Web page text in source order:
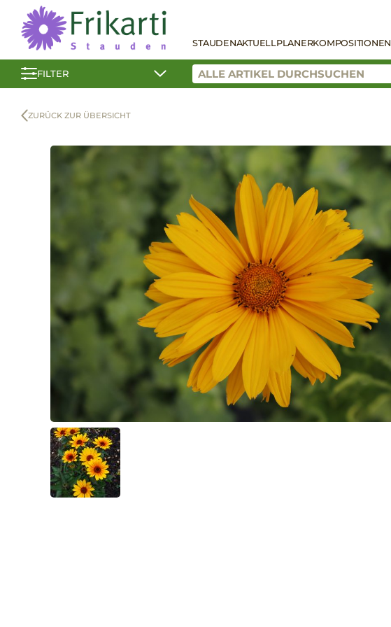
STAUDENAKTUELLPLANERKOMPOSITIONEN
FILTER
ZURÜCK ZUR ÜBERSICHT